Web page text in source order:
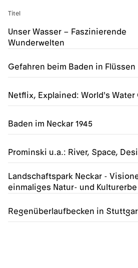
Titel
Unser Wasser – Faszinierende
Wunderwelten
Gefahren beim Baden in Flüssen
Netflix, Explained: World's Water
Baden im Neckar 1945
Prominski u.a.: River, Space,
Landschaftspark Neckar -
einmaliges Natur- und Kulturerbe
Regenüberlaufbecken in